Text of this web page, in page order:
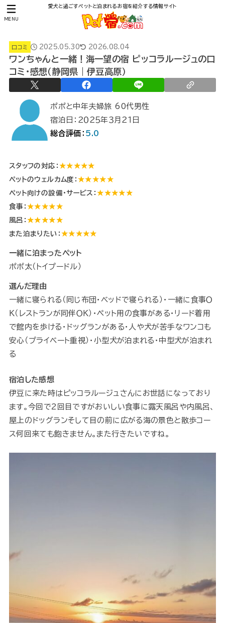
愛犬と過ごすペットと泊まれるお宿を紹介する情報サイト
MENU
口コミ 2025.05.30 2026.08.04
ワンちゃんと一緒！海一望の宿 ピッコラルージュの口
コミ・感想（静岡県｜伊豆高原）
ポポと中年夫婦旅 60代男性
宿泊日：２０２５年３月２１日
総合評価： 5.0
スタッフの対応： ★★★★★
ペットのウェルカム度：★★★★★
ペット向けの設備・サービス：★★★★★
食事：★★★★★
風呂：★★★★★
また泊まりたい： ★★★★★
一緒に泊まったペット
ポポ太（トイプードル）
選んだ理由
一緒に寝られる（同じ布団・ベッドで寝られる）・一緒に食事Ｏ
Ｋ（レストランが同伴ＯＫ）・ペット用の食事がある・リード着用
で館内を歩ける・ドッグランがある・人や犬が苦手なワンコも
安心（プライベート重視）・小型犬が泊まれる・中型犬が泊まれ
る
宿泊した感想
伊豆に来た時はピッコラルージュさんにお世話になっており
ます。今回で2回目ですがおいしい食事に露天風呂や内風呂、
屋上のドッグランそして目の前に広がる海の景色と散歩コー
ス何回来ても飽きません。また行きたいですね。